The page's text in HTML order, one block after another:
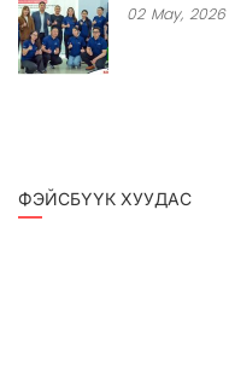
02 May, 2026
ФЭЙСБҮҮК ХУУДАС